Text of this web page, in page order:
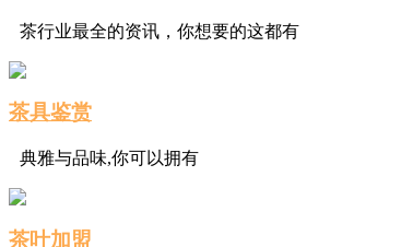
茶行业最全的资讯，你想要的这都有
茶具鉴赏
典雅与品味,你可以拥有
茶叶加盟